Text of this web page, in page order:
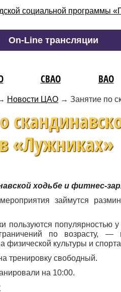
On-Line трансляции
СВАО ВАО
Новости ЦАО → Занятие по
в «Лужниках»
ходьбе и фитнес-
займутся
пользуются популярностью
по возрасту, —
физической культуры и
тренировку свободный.
на 10:00.